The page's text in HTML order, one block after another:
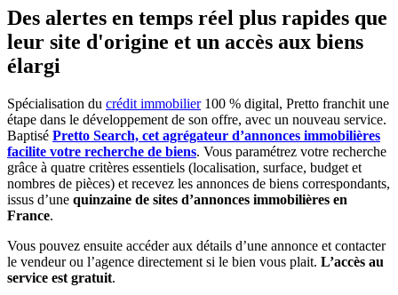
Des alertes en temps réel plus rapides que
leur site d'origine et un accès aux biens
élargi
Spécialisation du crédit immobilier100 % digital, Pretto franchit une
étape dans le développement de son offre, avec un nouveau service.
Baptisé Pretto Search, cet agrégateur d’annonces immobilières
facilite votre recherche de biens. Vous paramétrez votre recherche
grâce à quatre critères essentiels (localisation, surface, budget et
nombres de pièces) et recevez les annonces de biens correspondants,
issus d’une quinzaine de sites d’annonces immobilières en
France.
Vous pouvez ensuite accéder aux détails d’une annonce et contacter
le vendeur ou l’agence directement si le bien vous plait. L’accès au
service est gratuit.